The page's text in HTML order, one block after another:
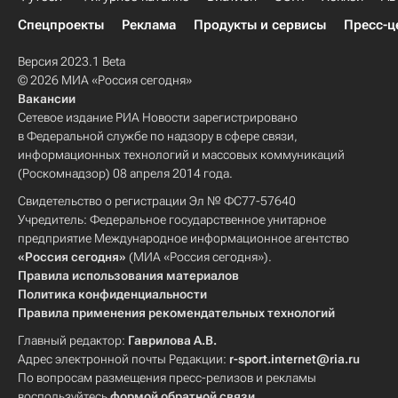
Спецпроекты
Реклама Продукты и сервисы Пресс-
Версия 2023.1 Beta
© 2026 МИА «Россия сегодня»
Вакансии
Сетевое издание РИА Новости зарегистрировано
в Федеральной службе по надзору в сфере связи,
информационных технологий и массовых коммуникаций
(Роскомнадзор) 08 апреля 2014 года.
Свидетельство о регистрации Эл № ФС77-57640
Учредитель: Федеральное государственное унитарное
предприятие Международное информационное агентство
«Россия сегодня» (МИА «Россия сегодня»).
Правила использования материалов
Политика конфиденциальности
Правила применения рекомендательных технологий
Главный редактор: Гаврилова А.В.
Адрес электронной почты Редакции: r-sport.internet@ria.ru
По вопросам размещения пресс-релизов и рекламы